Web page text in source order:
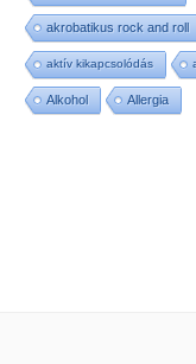
akrobatikus rock and roll
aktív kikapcsolódás
Alkohol Allergia